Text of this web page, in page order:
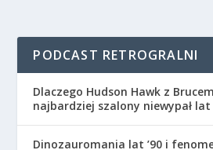
PODCAST RETROGRALNI
Dlaczego Hudson Hawk z
najbardziej szalony niewypał lat
Dinozauromania lat ’90 i